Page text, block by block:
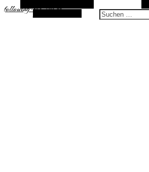
following-the-sun.de
Zufallsauswahl